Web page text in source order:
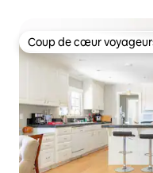
Coup de cœur
Coup de cœur